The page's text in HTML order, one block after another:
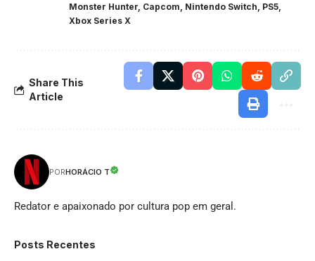
Monster Hunter, Capcom, Nintendo Switch, PS5,
Xbox Series X
Share This
Article
PORHORÁCIO T
Redator e apaixonado por cultura pop em geral.
Posts Recentes